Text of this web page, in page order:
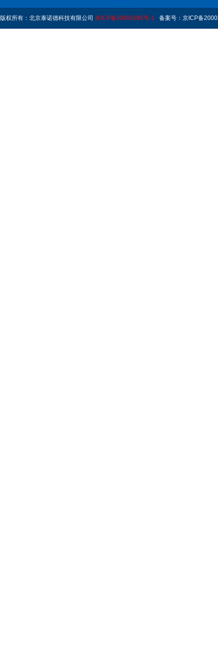
版权所有：北京泰诺德科技有限公司 京ICP备20001685号-1 备案号：京ICP备